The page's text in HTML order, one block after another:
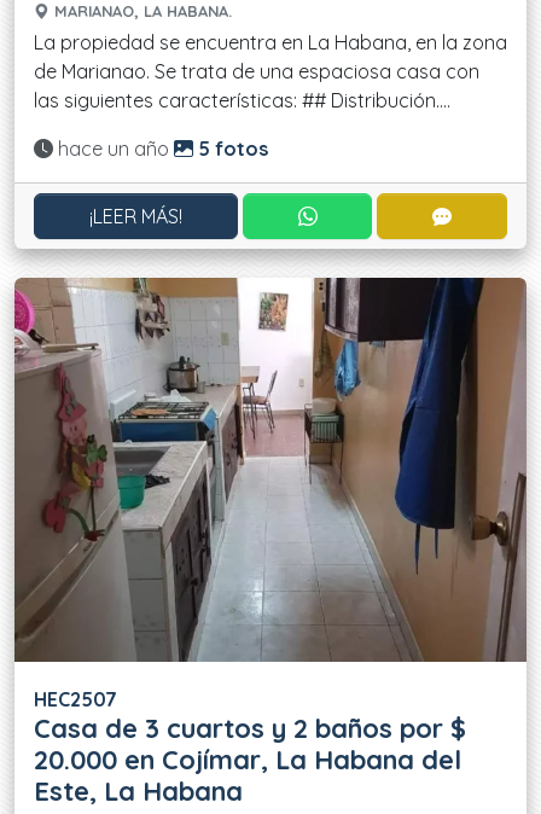
MARIANAO, LA HABANA.
La propiedad se encuentra en La Habana, en la zona
de Marianao. Se trata de una espaciosa casa con
las siguientes características: ## Distribución....
Actualizado:
hace un año 5 fotos
¡LEER MÁS! CONTACTAR POR
HEC2507
Casa de 3 cuartos y 2 baños por $
20.000 en Cojímar, La Habana del
Este, La Habana